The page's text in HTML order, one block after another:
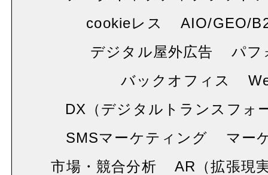
cookieレス
AIO/GEO/
デジタル屋外広告
パフ
バックオフィス
DX（デジタルトランスフォ
SMSマーケティング
マー
市場・競合分析
AR（拡張現